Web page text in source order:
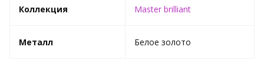
Коллекция Master brilliant
Металл Белое золото